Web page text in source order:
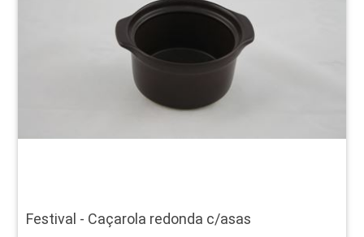
Festival - Caçarola redonda c/asas